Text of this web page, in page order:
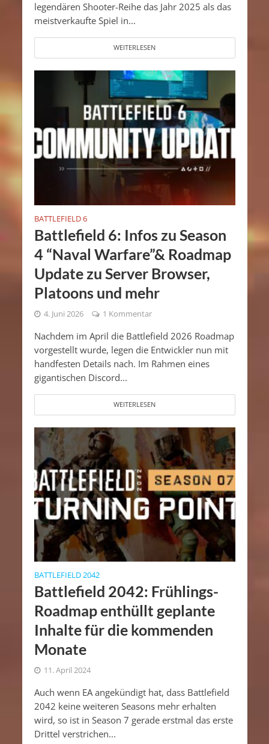
legendären Shooter-Reihe das Jahr 2025 als das
meistverkaufte Spiel in...
WEITERLESEN
BATTLEFIELD 6
Battlefield 6: Infos zu Season
4 “Naval Warfare”& Roadmap
Update zu Server Browser,
Platoons und mehr
4. Juni 2026 1 Kommentar
Nachdem im April die Battlefield 2026 Roadmap
vorgestellt wurde, legen die Entwickler nun mit
handfesten Details nach. Im Rahmen eines
gigantischen Discord...
WEITERLESEN
BATTLEFIELD 2042
Battlefield 2042: Frühlings-
Roadmap enthüllt geplante
Inhalte für die kommenden
Monate
11. April 2024
Auch wenn EA angekündigt hat, dass Battlefield
2042 keine weiteren Seasons mehr erhalten
wird, so ist in Season 7 gerade erstmal das erste
Drittel verstrichen...